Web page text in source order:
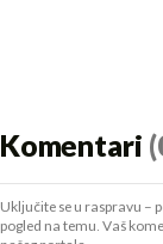
Komentari
Uključite se u raspravu –
pogled na temu. Vaš